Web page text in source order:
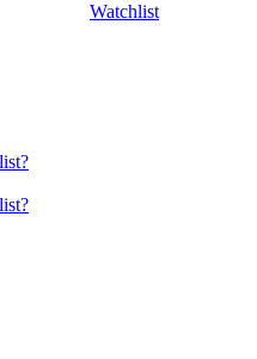
Watchlist